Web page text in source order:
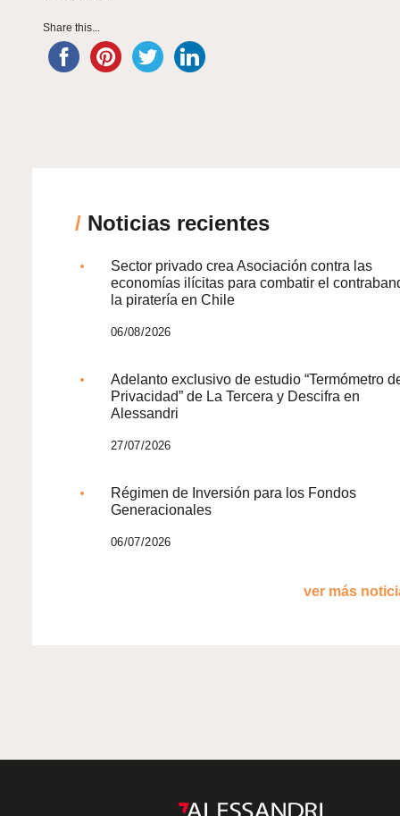
Share this...
/ Noticias recientes
Sector privado crea Asociación contra las
economías ilícitas para combatir el
la piratería en Chile
06/08/2026
Adelanto exclusivo de estudio “Termómetro
Privacidad” de La Tercera y Descifra en
Alessandri
27/07/2026
Régimen de Inversión para los Fondos
Generacionales
06/07/2026
ver más